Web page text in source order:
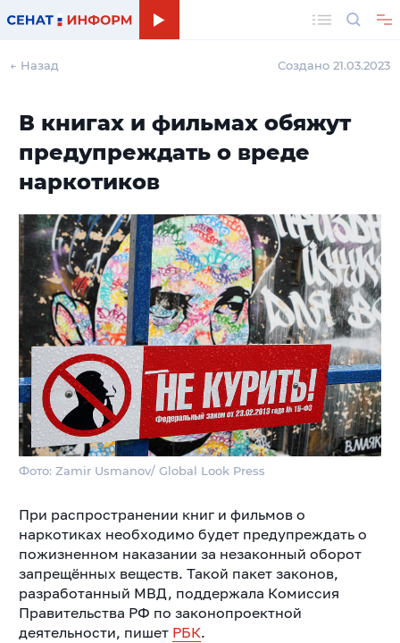
← Назад Создано 21.03.2023
В книгах и фильмах обяжут
предупреждать о вреде
наркотиков
Фото: Zamir Usmanov/ Global Look Press
При распространении книг и фильмов о
наркотиках необходимо будет предупреждать о
пожизненном наказании за незаконный оборот
запрещённых веществ. Такой пакет законов,
разработанный МВД, поддержала Комиссия
Правительства РФ по законопроектной
деятельности, пишет РБК.